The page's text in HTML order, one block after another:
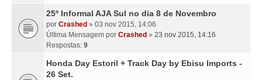
25º Informal AJA Sul no dia 8 de Novembro
por Crashed » 03 nov 2015, 14:06
Última Mensagem por Crashed » 23 nov 2015, 14:16
Respostas: 9
Honda Day Estoril + Track Day by Ebisu Imports -
26 Set.